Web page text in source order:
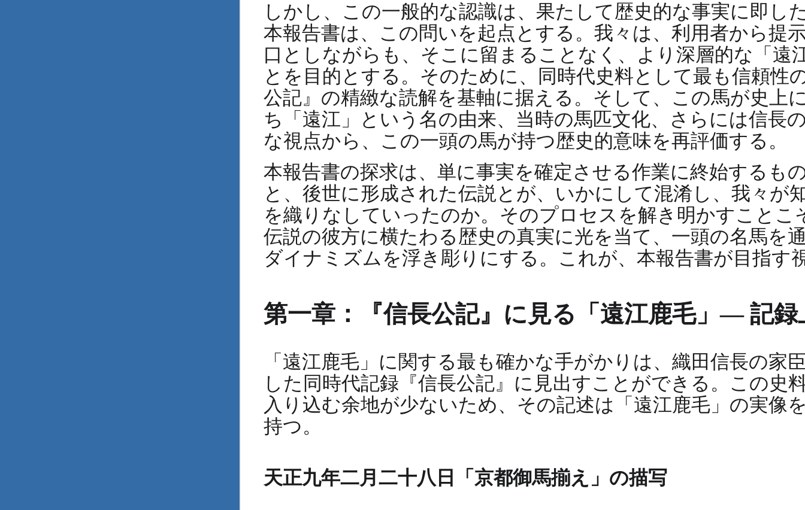
しかし、この一般的な認識は、果たして歴史的な事実に即し
本報告書は、この問いを起点とする。我々は、利用者から提
口としながらも、そこに留まることなく、より深層的な「遠
とを目的とする。そのために、同時代史料として最も信頼性
公記』の精緻な読解を基軸に据える。そして、この馬が史上
ち「遠江」という名の由来、当時の馬匹文化、さらには信長
な視点から、この一頭の馬が持つ歴史的意味を再評価する。
本報告書の探求は、単に事実を確定させる作業に終始するも
と、後世に形成された伝説とが、いかにして混淆し、我々が
を織りなしていったのか。そのプロセスを解き明かすことこ
伝説の彼方に横たわる歴史の真実に光を当て、一頭の名馬を
ダイナミズムを浮き彫りにする。これが、本報告書が目指す
第一章：『信長公記』に見る「遠江鹿毛」― 記
「遠江鹿毛」に関する最も確かな手がかりは、織田信長の家
した同時代記録『信長公記』に見出すことができる。この史
入り込む余地が少ないため、その記述は「遠江鹿毛」の実像
持つ。
天正九年二月二十八日「京都御馬揃え」の描写